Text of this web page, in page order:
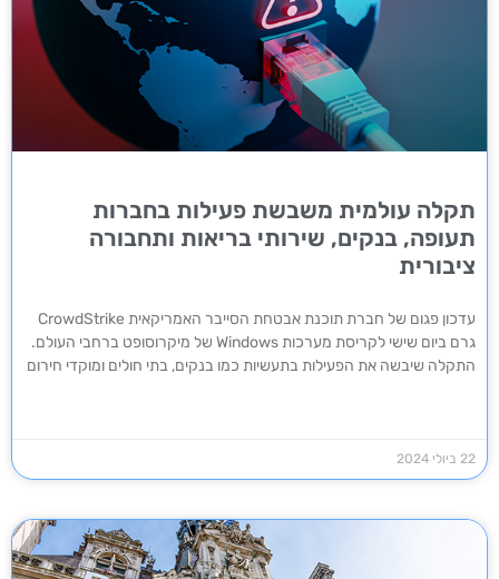
תקלה עולמית משבשת פעילות בחברות
תעופה, בנקים, שירותי בריאות ותחבורה
ציבורית
עדכון פגום של חברת תוכנת אבטחת הסייבר האמריקאית CrowdStrike
גרם ביום שישי לקריסת מערכות Windows של מיקרוסופט ברחבי העולם.
התקלה שיבשה את הפעילות בתעשיות כמו בנקים, בתי חולים ומוקדי חירום
22 ביולי 2024